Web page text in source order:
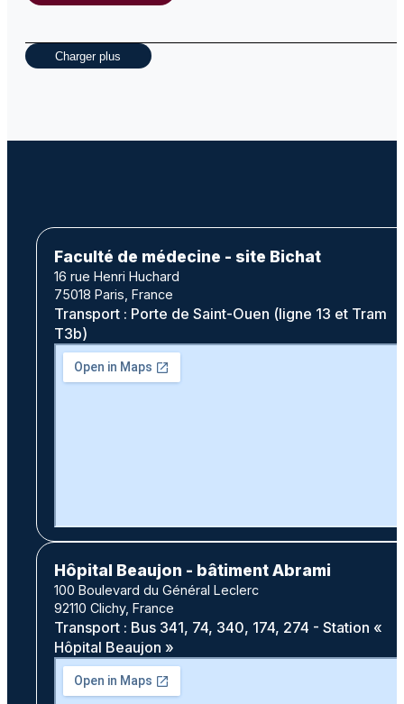
Charger plus
Faculté de médecine - site Bichat
16 rue Henri Huchard
75018 Paris, France
Transport : Porte de Saint-Ouen (ligne 13 et Tram
T3b)
Hôpital Beaujon - bâtiment Abrami
100 Boulevard du Général Leclerc
92110 Clichy, France
Transport : Bus 341, 74, 340, 174, 274 - Station «
Hôpital Beaujon »